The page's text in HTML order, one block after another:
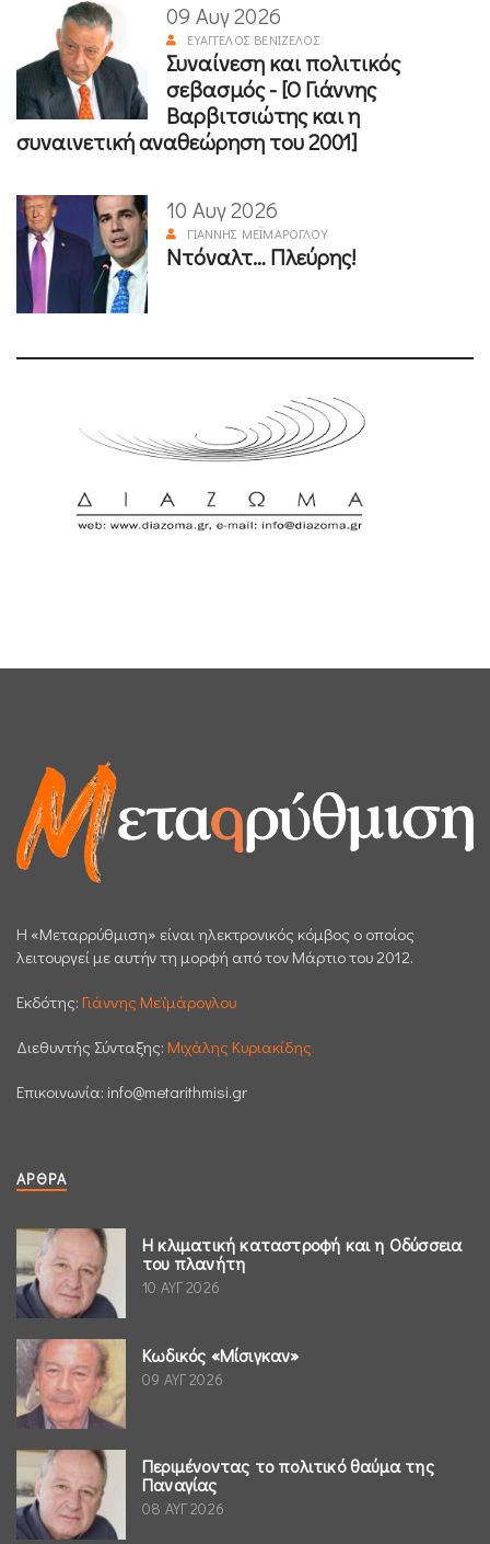
09 Αυγ 2026
ΕΥΆΓΓΕΛΟΣ ΒΕΝΙΖΈΛΟΣ
Συναίνεση και πολιτικός
σεβασμός - [Ο Γιάννης
Βαρβιτσιώτης και η
συναινετική αναθεώρηση του 2001]
10 Αυγ 2026
ΓΙΆΝΝΗΣ ΜΕΪΜΆΡΟΓΛΟΥ
Ντόναλτ… Πλεύρης!
H «Μεταρρύθμιση» είναι ηλεκτρονικός κόμβος ο οποίος
λειτουργεί με αυτήν τη μορφή από τον Μάρτιο του 2012.
Εκδότης: Γιάννης Μεϊμάρογλου
Διεθυντής Σύνταξης: Μιχάλης Κυριακίδης
Επικοινωνία: info@metarithmisi.gr
ΆΡΘΡΑ
Η κλιματική καταστροφή και η Οδύσσεια
του πλανήτη
10 ΑΥΓ 2026
Κωδικός «Μίσιγκαν»
09 ΑΥΓ 2026
Περιμένοντας το πολιτικό θαύμα της
Παναγίας
08 ΑΥΓ 2026